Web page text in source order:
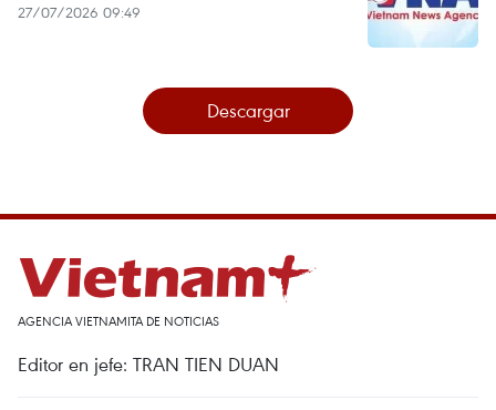
27/07/2026 09:49
Descargar
AGENCIA VIETNAMITA DE NOTICIAS
Editor en jefe: TRAN TIEN DUAN